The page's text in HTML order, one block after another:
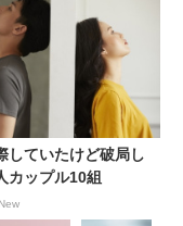
していたけど破局し
カップル10組